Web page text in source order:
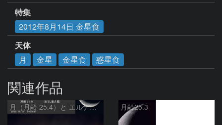
特集
2012年8月14日 金星食
天体
月
金星 金星食 惑星食
関連作品
月（月齢 25.4）と エルナト（おうし座β星） 月齢25.3